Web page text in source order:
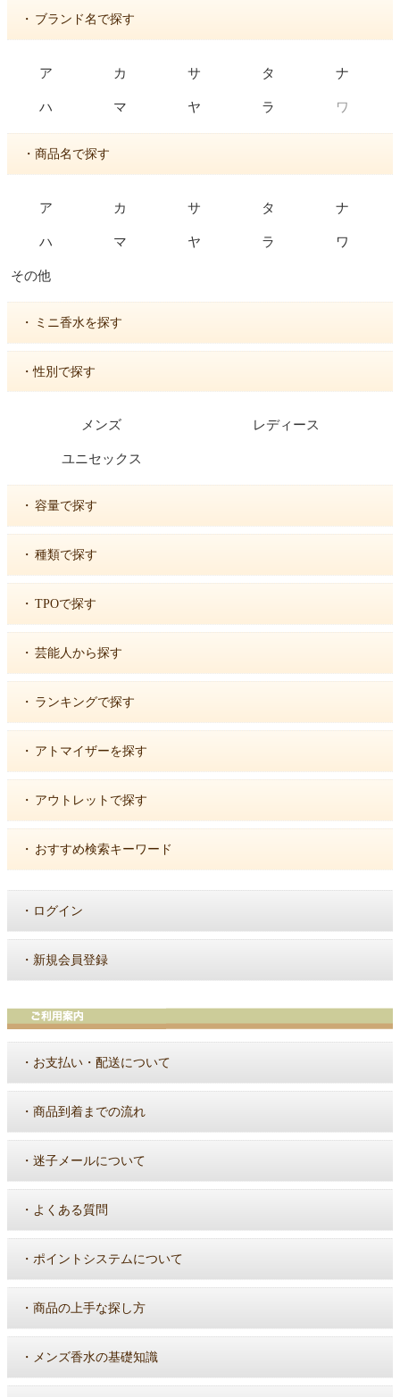
・ ブランド名で探す
ア カ サ タ ナ
ハ マ ヤ ラ ワ
・商品名で探す
ア カ サ タ ナ
ハ マ ヤ ラ ワ
その他
・ ミニ香水を探す
・性別で探す
メンズ レディース
ユニセックス
・ 容量で探す
・ 種類で探す
・ TPOで探す
・ 芸能人から探す
・ ランキングで探す
・ アトマイザーを探す
・ アウトレットで探す
・ おすすめ検索キーワード
・ ログイン
・ 新規会員登録
・ お支払い・配送について
・ 商品到着までの流れ
・ 迷子メールについて
・ よくある質問
・ ポイントシステムについて
・ 商品の上手な探し方
・ メンズ香水の基礎知識